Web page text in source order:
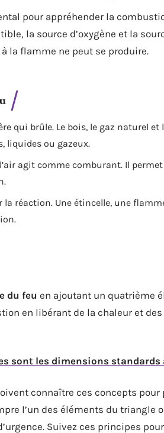
pour appréhender la
la source d’oxygène et la
la flamme ne peut se produire.
qui brûle. Le bois, le gaz naturel et
liquides ou gazeux.
l’air agit comme comburant. Il
la réaction. Une étincelle, une
du feu en ajoutant un quatrième
en libérant de la chaleur et
sont les dimensions standards
connaître ces concepts
l’un des éléments du triangle
Suivez ces principes